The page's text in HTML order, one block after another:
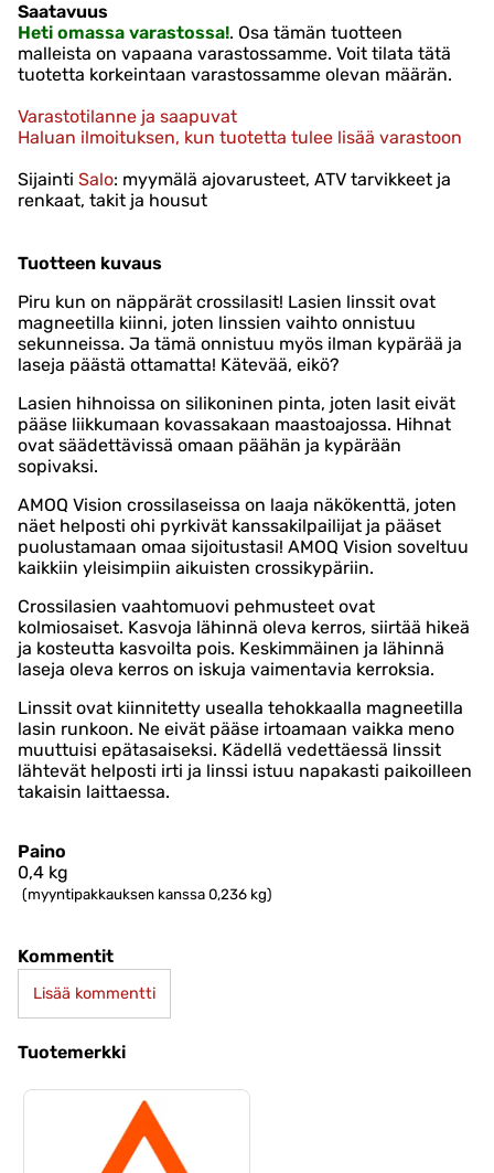
Saatavuus
Heti omassa varastossa!. Osa tämän tuotteen
malleista on vapaana varastossamme. Voit tilata tätä
tuotetta korkeintaan varastossamme olevan määrän.
Varastotilanne ja saapuvat
Haluan ilmoituksen, kun tuotetta tulee lisää varastoon
Sijainti Salo: myymälä ajovarusteet, ATV tarvikkeet ja
renkaat, takit ja housut
Tuotteen kuvaus
Piru kun on näppärät crossilasit! Lasien linssit ovat
magneetilla kiinni, joten linssien vaihto onnistuu
sekunneissa. Ja tämä onnistuu myös ilman kypärää ja
laseja päästä ottamatta! Kätevää, eikö?
Lasien hihnoissa on silikoninen pinta, joten lasit eivät
pääse liikkumaan kovassakaan maastoajossa. Hihnat
ovat säädettävissä omaan päähän ja kypärään
sopivaksi.
AMOQ Vision crossilaseissa on laaja näkökenttä, joten
näet helposti ohi pyrkivät kanssakilpailijat ja pääset
puolustamaan omaa sijoitustasi! AMOQ Vision soveltuu
kaikkiin yleisimpiin aikuisten crossikypäriin.
Crossilasien vaahtomuovi pehmusteet ovat
kolmiosaiset. Kasvoja lähinnä oleva kerros, siirtää hikeä
ja kosteutta kasvoilta pois. Keskimmäinen ja lähinnä
laseja oleva kerros on iskuja vaimentavia kerroksia.
Linssit ovat kiinnitetty usealla tehokkaalla magneetilla
lasin runkoon. Ne eivät pääse irtoamaan vaikka meno
muuttuisi epätasaiseksi. Kädellä vedettäessä linssit
lähtevät helposti irti ja linssi istuu napakasti paikoilleen
takaisin laittaessa.
Paino
0,4 kg
(myyntipakkauksen kanssa 0,236 kg)
Kommentit
Lisää kommentti
Tuotemerkki